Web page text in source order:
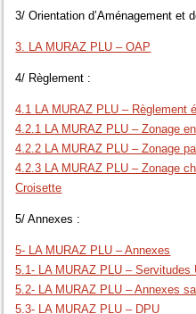
3/ Orientation d’Aménagement et
3. LA MURAZ PLU – OAP
4/ Règlement :
4.1 LA MURAZ PLU – Règlement
4.2.1 LA MURAZ PLU – Zonage
4.2.2 LA MURAZ PLU – Zonage
4.2.3 LA MURAZ PLU – Zonage
Croisette
5/ Annexes :
5- LA MURAZ PLU – Annexes
5.1- LA MURAZ PLU – Servitudes
5.2- LA MURAZ PLU – Annexes
5.3- LA MURAZ PLU – DPU